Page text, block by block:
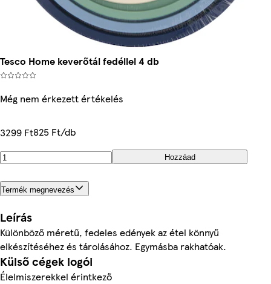
Tesco Home keverőtál fedéllel 4 db
Még nem érkezett értékelés
3299 Ft825 Ft/db
Hozzáad
Termék megnevezés
Leírás
Különböző méretű, fedeles edények az étel könnyű
elkészítéséhez és tárolásához. Egymásba rakhatóak.
Külső cégek logói
Élelmiszerekkel érintkező